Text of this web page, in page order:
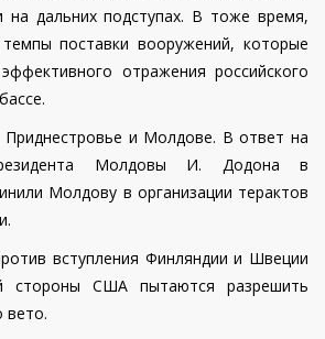
на дальних подступах. В тоже время,
темпы поставки вооружений, которые
отражения российского
Приднестровье и Молдове. В ответ на
Молдовы И. Додона в
Молдову в организации терактов
вступления Финляндии и Швеции
США пытаются разрешить
вето.